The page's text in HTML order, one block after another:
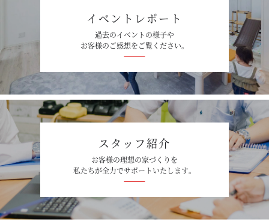
イベントレポート
過去のイベントの様子や
お客様のご感想をご覧ください。
スタッフ紹介
お客様の理想の家づくりを
私たちが全力でサポートいたします。